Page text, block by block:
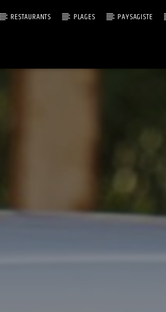
RESTAURANTS PLAGES PAYSAGISTE